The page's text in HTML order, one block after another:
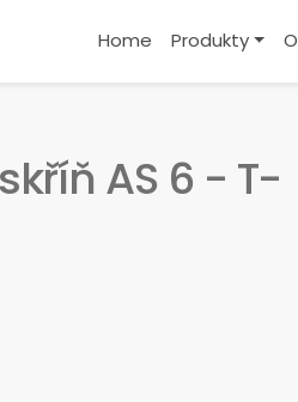
Home Produkty
AS 6 - T-